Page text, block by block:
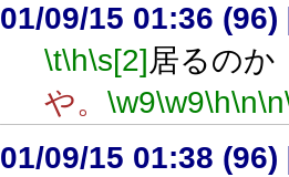
01/09/15 01:36 (96)
\t\h\s[2]居るのか
や。 \w9\w9\h\n\n
01/09/15 01:38 (96)